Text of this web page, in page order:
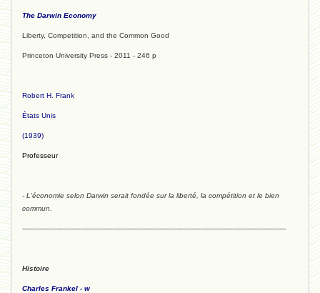
The Darwin Economy
Liberty, Competition, and the Common Good
Princeton University Press - 2011 - 246 p
Robert H. Frank
États Unis
(1939)
Professeur
- L'économie selon Darwin serait fondée sur la liberté, la compétition et le bien
commun.
---------------------------------------------------------------------------------------------------------------------------
Histoire
Charles Frankel - w